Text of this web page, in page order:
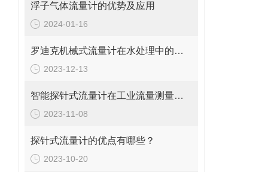
浮子气体流量计的优势及应用
2024-01-16
罗迪克机械式流量计在水处理中的应用
2023-12-13
智能探针式流量计在工业流量测量中的应用
2023-11-08
探针式流量计的优点有哪些？
2023-10-20